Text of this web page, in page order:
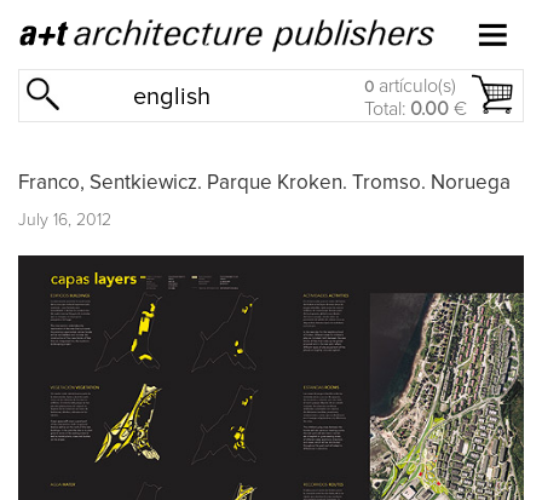
english 0 artículo(s)
Total: 0.00 €
Franco, Sentkiewicz. Parque Kroken. Tromso. Noruega
July 16, 2012